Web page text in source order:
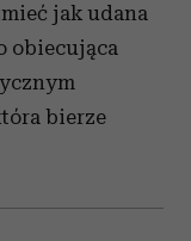
jak udana
obiecująca
bierze